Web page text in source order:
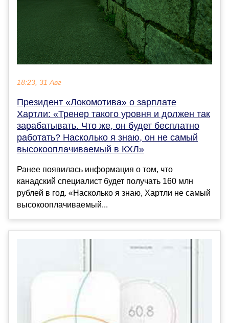
18:23, 31 Авг
Президент «Локомотива» о зарплате
Хартли: «Тренер такого уровня и должен так
зарабатывать. Что же, он будет бесплатно
работать? Насколько я знаю, он не самый
высокооплачиваемый в КХЛ»
Ранее появилась информация о том, что
канадский специалист будет получать 160 млн
рублей в год. «Насколько я знаю, Хартли не самый
высокооплачиваемый...